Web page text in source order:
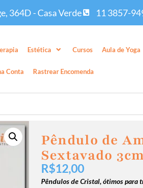
364D - Casa Verde 11 3857-
Estética Cursos Aula de Yoga
Conta Rastrear Encomenda
Pêndulo de
Sextavado
R$12,00
Pêndulos de Cristal, ótimos para